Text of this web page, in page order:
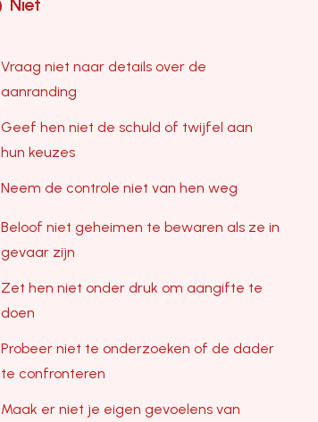
Niet
Vraag niet naar details over de
aanranding
Geef hen niet de schuld of twijfel aan
hun keuzes
Neem de controle niet van hen weg
Beloof niet geheimen te bewaren als ze in
gevaar zijn
Zet hen niet onder druk om aangifte te
doen
Probeer niet te onderzoeken of de dader
te confronteren
Maak er niet je eigen gevoelens van